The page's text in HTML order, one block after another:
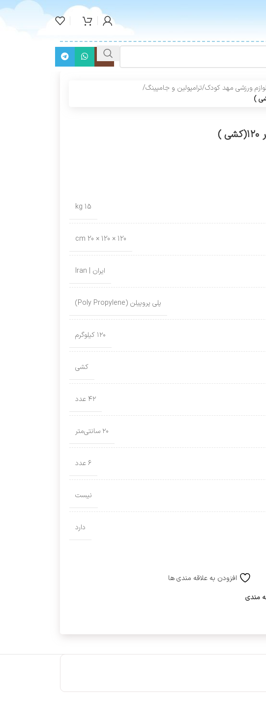
ورزشی مهد کودک/ترامپولین و جامپینگ/
)
15 kg
120 × 120 × 20 cm
ایران | Iran
پلی پروپیلن (Poly Propylene)
۱۲۰ کیلوگرم
کشی
۴۲ عدد
۲۰ سانتی‌متر
۶ عدد
نیست
دارد
افزودن به علاقه مندی ها
مندی